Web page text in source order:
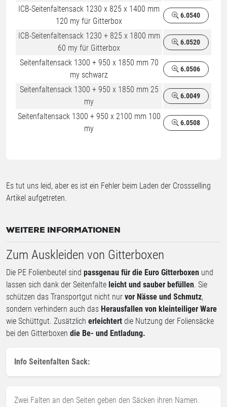
ICB-Seitenfaltensack 1230 x 825 x 1400 mm
120 my für Gitterbox
6.0540
ICB-Seitenfaltensack 1230 + 825 x 1800 mm
60 my für Gitterbox
6.0520
Seitenfaltensack 1300 + 950 x 1850 mm 70
my schwarz
6.0506
Seitenfaltensack 1300 + 950 x 1850 mm 25
my
6.0049
Seitenfaltensack 1300 + 950 x 2100 mm 100
my
6.0508
Es tut uns leid, aber es ist ein Fehler beim Laden der Crossselling
Artikel aufgetreten.
WEITERE INFORMATIONEN
Zum Auskleiden von Gitterboxen
Die PE Folienbeutel sind passgenau für die Euro Gitterboxen und
lassen sich dank der Seitenfalte leicht und sauber befüllen. Sie
schützen das Transportgut nicht nur vor Nässe und Schmutz,
sondern verhindern auch das Herausfallen von kleinteiliger Ware
wie Schüttgut. Zusätzlich erleichtert die Nutzung der Foliensäcke
bei den Gitterboxen die Be- und Entladung.
Info Seitenfalten Sack:
Zwei Falten an den Seiten geben den Säcken ihren Namen.